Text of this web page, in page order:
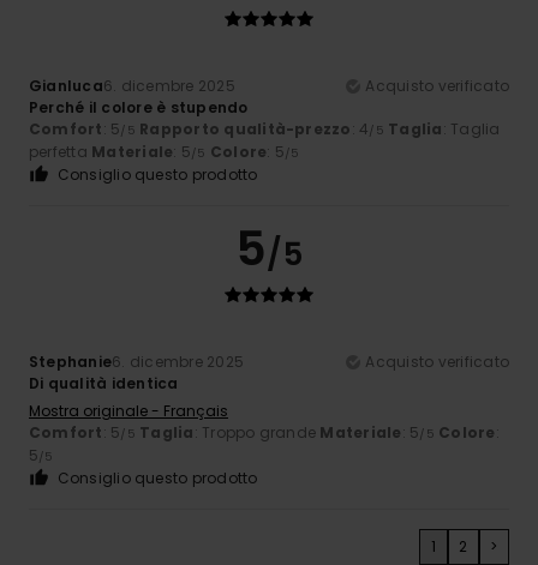
Gianluca6. dicembre 2025
Acquisto verificato
Perché il colore è stupendo
Comfort: 5/5 Rapporto qualità-prezzo: 4/5 Taglia: Taglia
perfetta Materiale: 5/5 Colore: 5/5
Consiglio questo prodotto
5/5
Stephanie6. dicembre 2025
Acquisto verificato
Di qualità identica
Mostra originale - Français
Comfort: 5/5 Taglia: Troppo grande Materiale: 5/5 Colore:
5/5
Consiglio questo prodotto
1 2 >